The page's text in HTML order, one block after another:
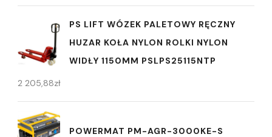
PS LIFT WÓZEK PALETOWY RĘCZNY
HUZAR KOŁA NYLON ROLKI NYLON
WIDŁY 1150MM PSLPS25115NTP
2 205,88zł
POWERMAT PM-AGR-3000KE-S